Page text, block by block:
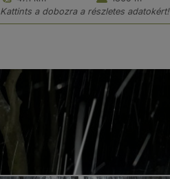
Kattints a dobozra a részletes adatokért!